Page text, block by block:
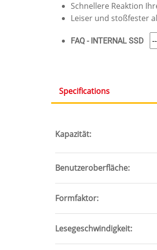
Schnellere Reaktion
Leiser und stoßfester
FAQ - INTERNAL SSD
Specifications
(active
Kapazität
Benutzeroberfläche
Formfaktor
Lesegeschwindigkeit